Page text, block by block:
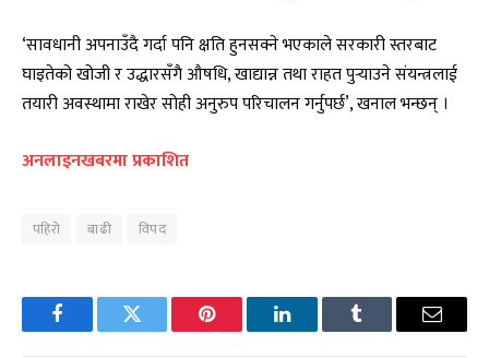
‘सावधानी अपनाउँदै गर्दा पनि क्षति हुनसक्ने भएकाले सरकारी स्तरबाट
घाइतेको खोजी र उद्धारसँगै औषधि, खाद्यान्न तथा राहत पुर्‍याउने संयन्त्रलाई
तयारी अवस्थामा राखेर सोही अनुरुप परिचालन गर्नुपर्छ’, खनाल भन्छन् ।
अनलाइनखबरमा प्रकाशित
पहिरो बाढी विपद
FacebookTwitter Pinterest LinkedInTumblr Email